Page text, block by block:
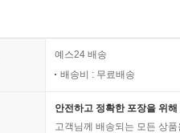
예스24 배송
배송비 : 무료배송
안전하고 정확한 포장을 위
고객님께 배송되는 모든 상